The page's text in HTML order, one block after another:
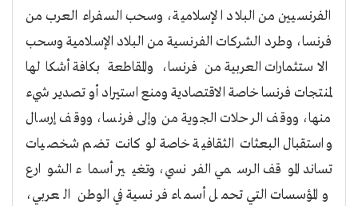
الفرنسيين من البلاد الإسلامية، وسحب السفراء العرب من
فرنسا، وطرد الشركات الفرنسية من البلاد الإسلامية وسحب
الاستثمارات العربية من فرنسا، والمقاطعة بكافة أشكالها
لمنتجات فرنسا خاصة الاقتصادية ومنع استيراد أو تصدير شيء
منها، ووقف الرحلات الجوية من وإلى فرنسا، ووقف إرسال
واستقبال البعثات الثقافية خاصة لو كانت تضم شخصيات
تساند الموقف الرسمي الفرنسي، وتغيير أسماء الشوارع
والمؤسسات التي تحمل أسماء فرنسية في الوطن العربي،